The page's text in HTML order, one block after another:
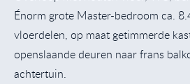
Énorm grote Master-bedroom ca.
vloerdelen, op maat getimmerde
openslaande deuren naar frans
achtertuin.